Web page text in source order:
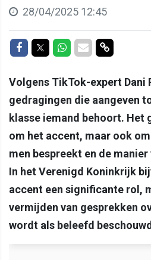
28/04/2025 12:45
Delen op Facebook
Delen op Twitter
Delen op Whatsapp
Delen via Mail
Delen via
Volgens TikTok-expert Dani
gedragingen die aangeven
klasse iemand behoort. Het
om het accent, maar ook
men bespreekt en de
In het Verenigd Koninkrijk
accent een significante rol,
vermijden van gesprekken
wordt als beleefd